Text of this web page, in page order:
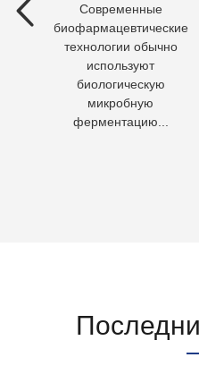
Современные
биофармацевтические
технологии обычно
используют
биологическую
микробную
ферментацию...